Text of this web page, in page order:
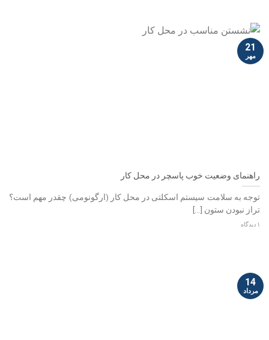
راهنمای وضعیت خوب پاسچر در محل کار
توجه به سلامت سیستم اسکلتی در محل کار (ارگونومی) چقدر مهم است؟
تراز نبودن ستون [...]
۱ دیدگاه
21
مهر
14
مرداد